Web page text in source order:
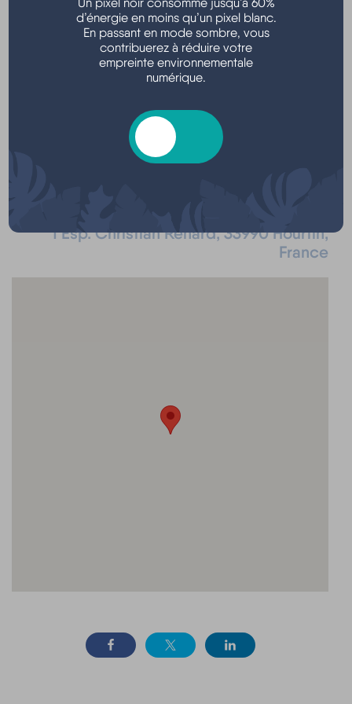
stand et bateau de la SNSM
expositions de bateaux de Yachting Médoc
nombreux stands des savoirs- faire médocains
...... et , en soirées, spectacles gratuits
The Beach & Orchestre Michel Cursan.
Esplanade Christian Renard - Hourtin port
1 Esp. Christian Renard, 33990 Hourtin,
France
d’énergie en moins qu’un pixel blanc.
En passant en mode sombre, vous
contribuerez à réduire votre
empreinte environnementale
numérique.